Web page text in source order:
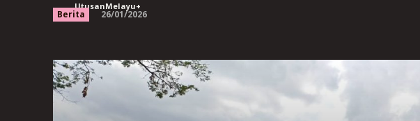
UtusanMelayu+
Berita 26/01/2026